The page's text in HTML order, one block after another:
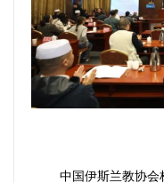
中国伊斯兰教协会